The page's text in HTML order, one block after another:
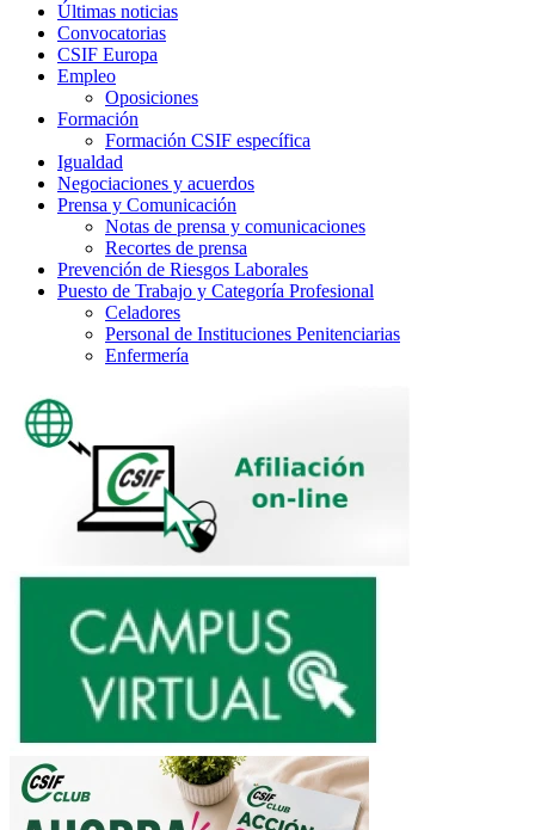
Últimas noticias
Convocatorias
CSIF Europa
Empleo
Oposiciones
Formación
Formación CSIF específica
Igualdad
Negociaciones y acuerdos
Prensa y Comunicación
Notas de prensa y comunicaciones
Recortes de prensa
Prevención de Riesgos Laborales
Puesto de Trabajo y Categoría Profesional
Celadores
Personal de Instituciones Penitenciarias
Enfermería